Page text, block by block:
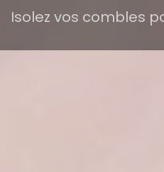
Isolez vos combles